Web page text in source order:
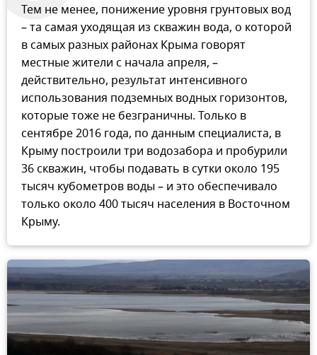
Тем не менее, понижение уровня грунтовых вод
– та самая уходящая из скважин вода, о которой
в самых разных районах Крыма говорят
местные жители с начала апреля, –
действительно, результат интенсивного
использования подземных водных горизонтов,
которые тоже не безграничны. Только в
сентябре 2016 года, по данным специалиста, в
Крыму построили три водозабора и пробурили
36 скважин, чтобы подавать в сутки около 195
тысяч кубометров воды – и это обеспечивало
только около 400 тысяч населения в Восточном
Крыму.